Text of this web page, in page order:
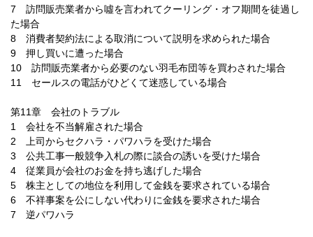
7 訪問販売業者から噓を言われてクーリング・オフ期間を徒過し
た場合
8 消費者契約法による取消について説明を求められた場合
9 押し買いに遭った場合
10 訪問販売業者から必要のない羽毛布団等を買わされた場合
11 セールスの電話がひどくて迷惑している場合
第11章 会社のトラブル
1 会社を不当解雇された場合
2 上司からセクハラ・パワハラを受けた場合
3 公共工事一般競争入札の際に談合の誘いを受けた場合
4 従業員が会社のお金を持ち逃げした場合
5 株主としての地位を利用して金銭を要求されている場合
6 不祥事案を公にしない代わりに金銭を要求された場合
7 逆パワハラ